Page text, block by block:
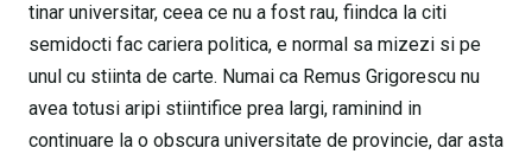
tinar universitar, ceea ce nu a fost rau, fiindca la citi
semidocti fac cariera politica, e normal sa mizezi si pe
unul cu stiinta de carte. Numai ca Remus Grigorescu nu
avea totusi aripi stiintifice prea largi, raminind in
continuare la o obscura universitate de provincie, dar asta